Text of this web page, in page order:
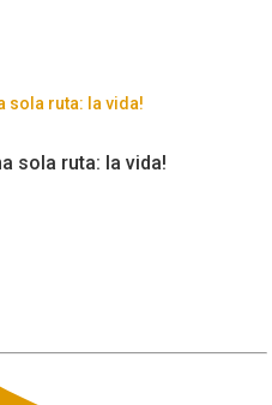
sola ruta: la vida!